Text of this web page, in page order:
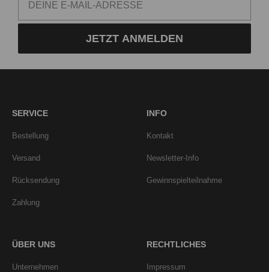
JETZT ANMELDEN
SERVICE
Bestellung
Versand
Rücksendung
Zahlung
INFO
Kontakt
Newsletter-Info
Gewinnspielteilnahme
ÜBER UNS
Unternehmen
RECHTLICHES
Impressum